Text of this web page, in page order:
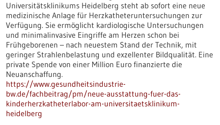
Universitätsklinikums Heidelberg steht ab sofort eine neue
medizinische Anlage für Herzkatheteruntersuchungen zur
Verfügung. Sie ermöglicht kardiologische Untersuchungen
und minimalinvasive Eingriffe am Herzen schon bei
Frühgeborenen – nach neuestem Stand der Technik, mit
geringer Strahlenbelastung und exzellenter Bildqualität. Eine
private Spende von einer Million Euro finanzierte die
Neuanschaffung.
https://www.gesundheitsindustrie-
bw.de/fachbeitrag/pm/neue-ausstattung-fuer-das-
kinderherzkatheterlabor-am-universitaetsklinikum-
heidelberg